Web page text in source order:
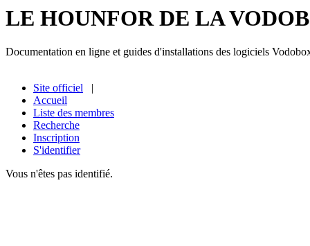
LE HOUNFOR DE LA
Documentation en ligne et guides d'installations des logiciels
Site officiel |
Accueil
Liste des membres
Recherche
Inscription
S'identifier
Vous n'êtes pas identifié.